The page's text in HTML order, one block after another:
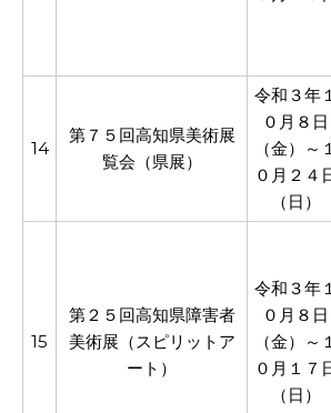
14
第７５回高知県美術展
覧会（県展）
令和３年
０月８日
（金）～
０月２４
（日）
15
第２５回高知県障害者
美術展（スピリットア
ート）
令和３年
０月８日
（金）～
０月１７
（日）